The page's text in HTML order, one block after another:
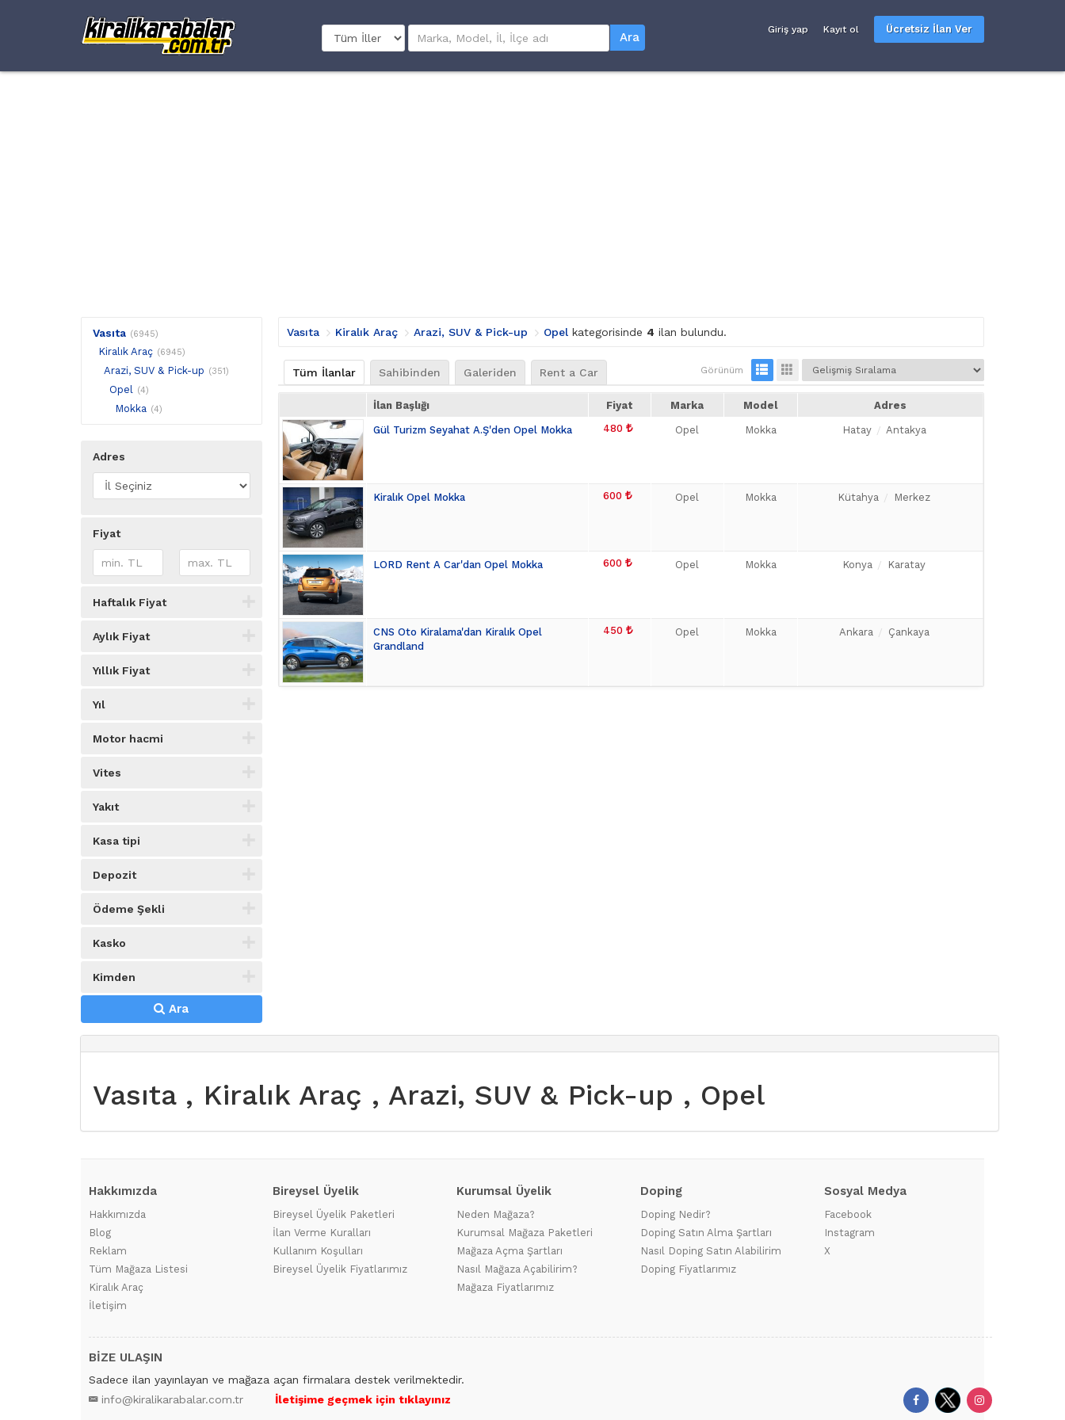
Ara
Giriş yap Kayıt ol Ücretsiz İlan Ver
Vasıta (6945)
Kiralık Araç (6945)
Arazi, SUV & Pick-up (351)
Opel (4)
Mokka (4)
Adres
Fiyat
Haftalık Fiyat
Aylık Fiyat
Yıllık Fiyat
Yıl
Motor hacmi
Vites
Yakıt
Kasa tipi
Depozit
Ödeme Şekli
Kasko
Kimden
Ara
Vasıta Kiralık Araç Arazi, SUV & Pick-up Opel kategorisinde 4 ilan bulundu.
Tüm İlanlar Sahibinden Galeriden Rent a Car Görünüm
İlan Başlığı Fiyat Marka Model Adres
Gül Turizm Seyahat A.Ş'den Opel Mokka 480 Opel Mokka Hatay Antakya
Kiralık Opel Mokka 600 Opel Mokka Kütahya Merkez
LORD Rent A Car'dan Opel Mokka 600 Opel Mokka Konya Karatay
CNS Oto Kiralama'dan Kiralık Opel
Grandland
450 Opel Mokka Ankara Çankaya
Vasıta , Kiralık Araç , Arazi, SUV & Pick-up , Opel
Hakkımızda
Hakkımızda
Blog
Reklam
Tüm Mağaza Listesi
Kiralık Araç
İletişim
Bireysel Üyelik
Bireysel Üyelik Paketleri
İlan Verme Kuralları
Kullanım Koşulları
Bireysel Üyelik Fiyatlarımız
Kurumsal Üyelik
Neden Mağaza?
Kurumsal Mağaza Paketleri
Mağaza Açma Şartları
Nasıl Mağaza Açabilirim?
Mağaza Fiyatlarımız
Doping
Doping Nedir?
Doping Satın Alma Şartları
Nasıl Doping Satın Alabilirim
Doping Fiyatlarımız
Sosyal Medya
Facebook
Instagram
X
BİZE ULAŞIN
Sadece ilan yayınlayan ve mağaza açan firmalara destek verilmektedir.
info@kiralikarabalar.com.tr
İletişime geçmek için tıklayınız